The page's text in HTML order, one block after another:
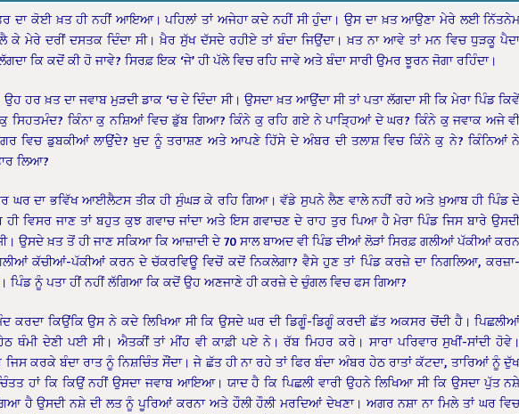
ਦਾ ਕੋਈ ਖ਼ਤ ਹੀ ਨਹੀਂ ਆਇਆ। ਪਹਿਲਾਂ ਤਾਂ ਅਜੇਹਾ ਕਦੇ ਨਹੀਂ ਸੀ ਹੁੰਦਾ। ਉਸ ਦਾ ਖ਼ਤ ਆਉਣਾ ਮੇਰੇ ਲਈ
ਕੇ ਮੇਰੇ ਦਰੀਂ ਦਸਤਕ ਦਿੰਦਾ ਸੀ। ਖ਼ੈਰ ਸੁੱਖ ਦੱਸਦੇ ਰਹੀਏ ਤਾਂ ਬੰਦਾ ਜਿਉਂਦਾ। ਖ਼ਤ ਨਾ ਆਵੇ ਤਾਂ ਮਨ ਵਿਚ ਧੁੜਕੂ
ਕਿ ਕਦੋਂ ਕੀ ਹੋ ਜਾਵੇ? ਸਿਰਫ਼ ਇਕ ‘ਜੇ’ ਹੀ ਪੱਲੇ ਵਿਚ ਰਹਿ ਜਾਵੇ ਅਤੇ ਬੰਦਾ ਸਾਰੀ ਉਮਰ ਝੂਰਨ ਜੋਗਾ ਰਹਿੰਦਾ।
ਹਰ ਖ਼ਤ ਦਾ ਜਵਾਬ ਮੁੜਦੀ ਡਾਕ ‘ਚ ਦੇ ਦਿੰਦਾ ਸੀ। ਉਸਦਾ ਖ਼ਤ ਆਉਂਦਾ ਸੀ ਤਾਂ ਪਤਾ ਲੱਗਦਾ ਸੀ ਕਿ ਮੇਰਾ ਪਿੰਡ ਕਿਵੇਂ
ਕੁ ਸਿਹਤਮੰਦ? ਕਿੰਨਾ ਕੁ ਨਸ਼ਿਆਂ ਵਿਚ ਡੁੱਬ ਗਿਆ? ਕਿੰਨੇ ਕੁ ਰਹਿ ਗਏ ਨੇ ਪਾੜ੍ਹਿਆਂ ਦੇ ਘਰ? ਕਿੰਨੇ ਕੁ ਜਵਾਕ ਅਜੇ
ਵਿਚ ਡੁਬਕੀਆਂ ਲਾਉਂਦੇ? ਖੁਦ ਨੂੰ ਤਰਾਸ਼ਣ ਅਤੇ ਆਪਣੇ ਹਿੱਸੇ ਦੇ ਅੰਬਰ ਦੀ ਤਲਾਸ਼ ਵਿਚ ਕਿੰਨੇ ਕੁ ਨੇ? ਕਿੰਨਿਆਂ ਨੇ
ਲਿਆ?
ਘਰ ਦਾ ਭਵਿੱਖ ਆਈਲੈਟਸ ਤੀਕ ਹੀ ਸੁੰਘੜ ਕੇ ਰਹਿ ਗਿਆ। ਵੱਡੇ ਸੁਪਨੇ ਲੈਣ ਵਾਲੇ ਨਹੀਂ ਰਹੇ ਅਤੇ ਖ਼ੁਆਬ ਹੀ ਪਿੰਡ
ਵਿਸਰ ਜਾਣ ਤਾਂ ਬਹੁਤ ਕੁਝ ਗਵਾਚ ਜਾਂਦਾ ਅਤੇ ਇਸ ਗਵਾਚਣ ਦੇ ਰਾਹ ਤੁਰ ਪਿਆ ਹੈ ਮੇਰਾ ਪਿੰਡ ਜਿਸ ਬਾਰੇ
ਉਸਦੇ ਖ਼ਤ ਤੋਂ ਹੀ ਜਾਣ ਸਕਿਆ ਕਿ ਆਜ਼ਾਦੀ ਦੇ 70 ਸਾਲ ਬਾਅਦ ਵੀ ਪਿੰਡ ਦੀਆਂ ਲੋੜਾਂ ਸਿਰਫ਼ ਗਲੀਆਂ ਪੱਕੀਆਂ ਕਰਨ
ਕੱਚੀਆਂ-ਪੱਕੀਆਂ ਕਰਨ ਦੇ ਚੱਕਰਵਿਊ ਵਿਚੋਂ ਕਦੋਂ ਨਿਕਲੇਗਾ? ਵੈਸੇ ਹੁਣ ਤਾਂ ਪਿੰਡ ਕਰਜ਼ੇ ਦਾ ਨਿਗਲਿਆ, ਕਰਜ਼ਾ-
ਨੂੰ ਪਤਾ ਹੀਂ ਨਹੀਂ ਲੱਗਿਆ ਕਿ ਕਦੋਂ ਉਹ ਅਣਜਾਣੇ ਹੀ ਕਰਜ਼ੇ ਦੇ ਚੁੰਗਲ ਵਿਚ ਫਸ ਗਿਆ?
ਕਰਦਾ ਕਿਉਂਕਿ ਉਸ ਨੇ ਕਦੇ ਲਿਖਿਆ ਸੀ ਕਿ ਉਸਦੇ ਘਰ ਦੀ ਡਿਗੂੰ-ਡਿਗੂੰ ਕਰਦੀ ਛੱਤ ਅਕਸਰ ਚੋਂਦੀ ਹੈ।
ਥੰਮੀ ਦੇਣੀ ਪਈ ਸੀ। ਐਤਕੀਂ ਤਾਂ ਮੀਂਹ ਵੀ ਕਾਫ਼ੀ ਪਏ ਨੇ। ਰੱਬ ਮਿਹਰ ਕਰੇ। ਸਾਰਾ ਪਰਿਵਾਰ ਸੁਖੀਂ-ਸਾਂਦੀ ਹੋਵੇ।
ਜਿਸ ਕਰਕੇ ਬੰਦਾ ਰਾਤ ਨੂੰ ਨਿਸ਼ਚਿੰਤ ਸੌਂਦਾ। ਜੇ ਛੱਤ ਹੀ ਨਾ ਰਹੇ ਤਾਂ ਫਿਰ ਬੰਦਾ ਅੰਬਰ ਹੇਠ ਰਾਤਾਂ ਕੱਟਦਾ, ਤਾਰਿਆਂ ਨੂੰ ਦੁੱਖ
ਹਾਂ ਕਿ ਕਿਉਂ ਨਹੀਂ ਉਸਦਾ ਜਵਾਬ ਆਇਆ। ਯਾਦ ਹੈ ਕਿ ਪਿਛਲੀ ਵਾਰੀ ਉਹਨੇ ਲਿਖਿਆ ਸੀ ਕਿ ਉਸਦਾ ਪੁੱਤ
ਹੈ ਉਸਦੀ ਨਸ਼ੇ ਦੀ ਲਤ ਨੂੰ ਪੂਰਿਆਂ ਕਰਨਾ ਅਤੇ ਹੌਲੀ ਹੌਲੀ ਮਰਦਿਆਂ ਦੇਖਣਾ। ਅਗਰ ਨਸ਼ਾ ਨਾ ਮਿਲੇ ਤਾਂ ਘਰ